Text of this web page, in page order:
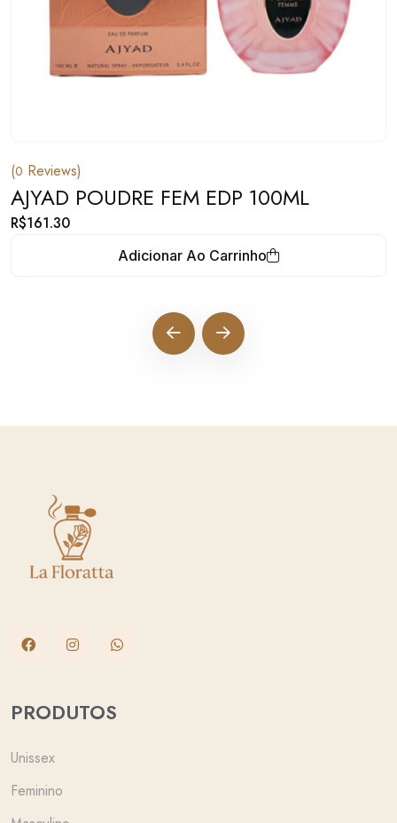
(0 Reviews)
AJYAD POUDRE FEM EDP 100ML
R$161.30
Adicionar Ao Carrinho
PRODUTOS
Unissex
Feminino